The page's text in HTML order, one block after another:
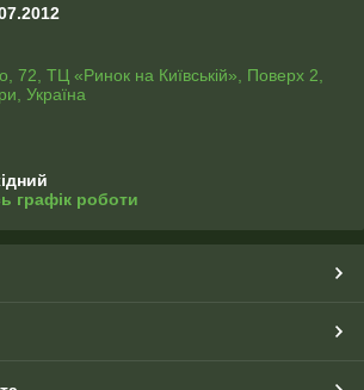
72, ТЦ «Ринок на Київській», Поверх 2,
Україна
графік роботи